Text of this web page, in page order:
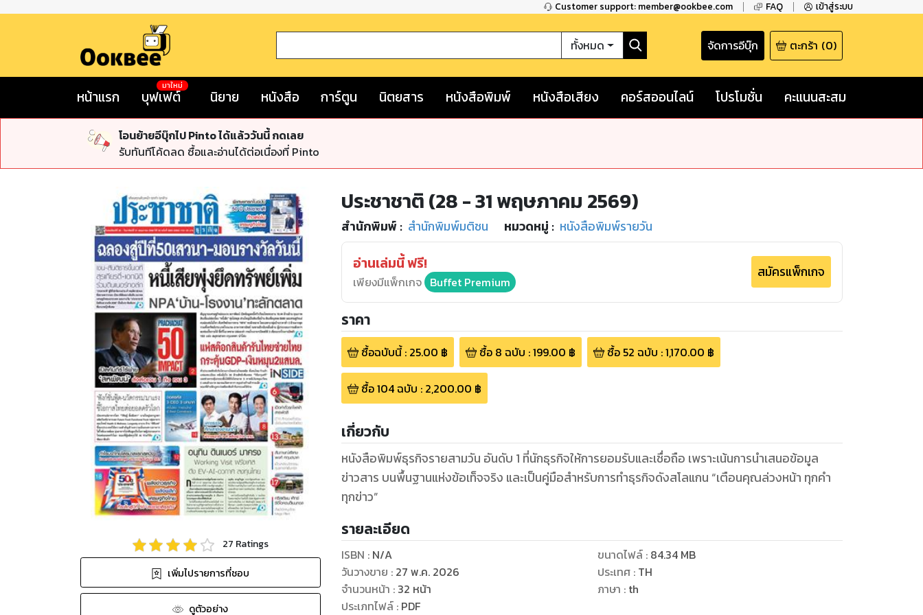
Customer support: member@ookbee.com FAQ เข้าสู่ระบบ
ทั้งหมด จัดการอีบุ๊ก ตะกร้า (0)
หน้าแรก บุฟเฟต์
มาใหม่
นิยาย หนังสือ การ์ตูน นิตยสาร หนังสือพิมพ์ หนังสือเสียง คอร์สออนไลน์ โปรโมชั่น คะแนนสะสม
โอนย้ายอีบุ๊กไป Pinto ได้แล้ววันนี้ กดเลย
รับทันทีโค้ดลด ซื้อและอ่านได้ต่อเนื่องที่ Pinto
27 Ratings
เพิ่มไปรายการที่ชอบ
ดูตัวอย่าง
ประชาชาติ (28 - 31 พฤษภาคม 2569)
สำนักพิมพ์ : สำนักพิมพ์มติชน หมวดหมู่ : หนังสือพิมพ์รายวัน
อ่านเล่มนี้ ฟรี!
เพียงมีแพ็กเกจ Buffet Premium
สมัครแพ็กเกจ
ราคา
ซื้อฉบับนี้: 25.00 ฿ ซื้อ 8 ฉบับ :199.00 ฿ ซื้อ 52 ฉบับ :1,170.00 ฿
ซื้อ104ฉบับ : 2,200.00 ฿
เกี่ยวกับ
หนังสือพิมพ์ธุรกิจรายสามวัน อันดับ 1 ที่นักธุรกิจให้การยอมรับและเชื่อถือ เพราะเน้นการนำเสนอข้อมูล
ข่าวสาร บนพื้นฐานแห่งข้อเท็จจริง และเป็นคู่มือสำหรับการทำธุรกิจดังสโลแกน “เตือนคุณล่วงหน้า ทุกคำ
ทุกข่าว”
รายละเอียด
ISBN : N/A
วันวางขาย : 27 พ.ค. 2026
จำนวนหน้า : 32 หน้า
ประเภทไฟล์: PDF
ขนาดไฟล์: 84.34 MB
ประเทศ : TH
ภาษา : th